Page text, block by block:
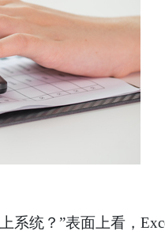
系统？”表面上看，